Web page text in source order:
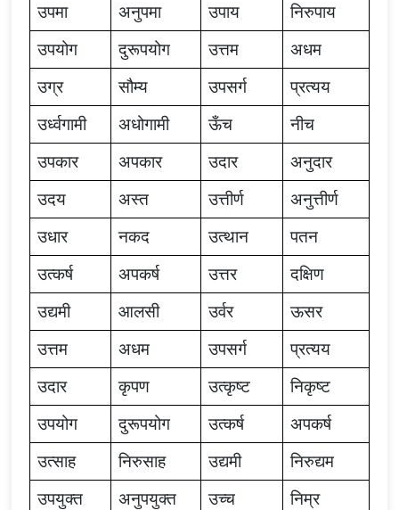
उपमा
अनुपमा उपाय
निरुपाय
उपयोग
दुरूपयोग उत्तम
अधम
उग्र
सौम्य उपसर्ग
प्रत्यय
उर्ध्वगामी
अधोगामी ऊँच
नीच
उपकार
अपकार उदार
अनुदार
उदय
अस्त उत्तीर्ण
अनुत्तीर्ण
उधार
नकद उत्थान
पतन
उत्कर्ष
अपकर्ष उत्तर
दक्षिण
उद्यमी
आलसी उर्वर
ऊसर
उत्तम
अधम उपसर्ग
प्रत्यय
उदार
कृपण उत्कृष्ट
निकृष्ट
उपयोग
दुरूपयोग उत्कर्ष
अपकर्ष
उत्साह
निरुसाह उद्यमी
निरुद्यम
उपयुक्त
अनुपयुक्त उच्च
निम्र